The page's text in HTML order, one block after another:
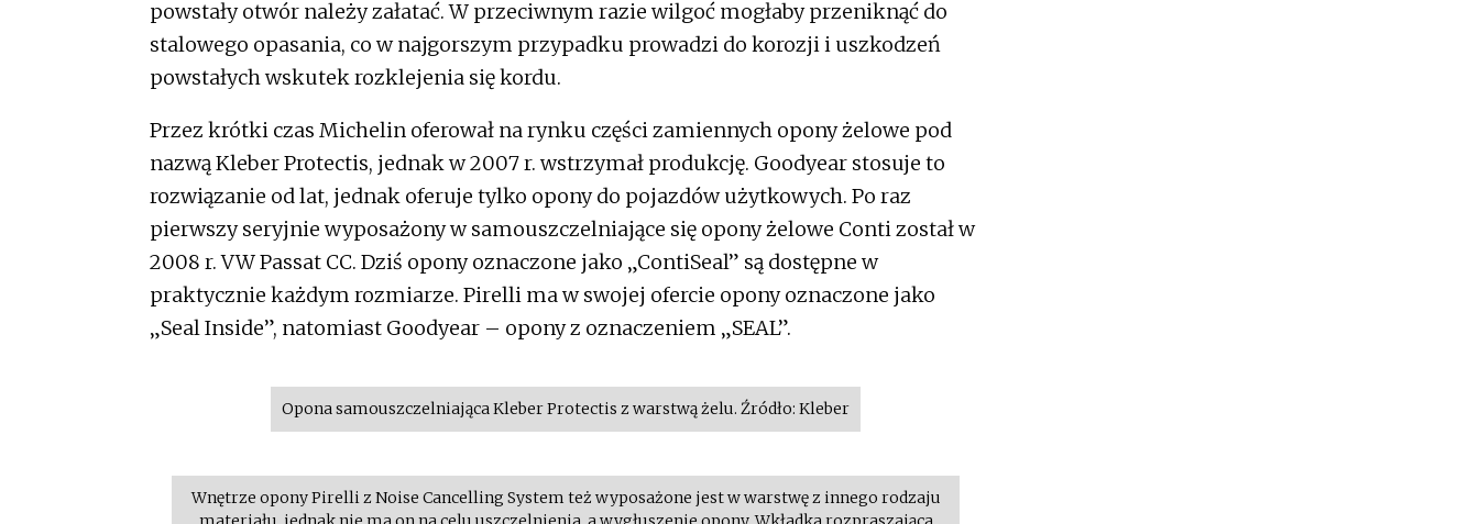
powstały otwór należy załatać. W przeciwnym razie wilgoć mogłaby przeniknąć do
stalowego opasania, co w najgorszym przypadku prowadzi do korozji i uszkodzeń
powstałych wskutek rozklejenia się kordu.
Przez krótki czas Michelin oferował na rynku części zamiennych opony żelowe pod
nazwą Kleber Protectis, jednak w 2007 r. wstrzymał produkcję. Goodyear stosuje to
rozwiązanie od lat, jednak oferuje tylko opony do pojazdów użytkowych. Po raz
pierwszy seryjnie wyposażony w samouszczelniające się opony żelowe Conti został w
2008 r. VW Passat CC. Dziś opony oznaczone jako „ContiSeal” są dostępne w
praktycznie każdym rozmiarze. Pirelli ma w swojej ofercie opony oznaczone jako
„Seal Inside”, natomiast Goodyear – opony z oznaczeniem „SEAL”.
Opona samouszczelniająca Kleber Protectis z warstwą żelu. Źródło: Kleber
Wnętrze opony Pirelli z Noise Cancelling System też wyposażone jest w warstwę z innego rodzaju